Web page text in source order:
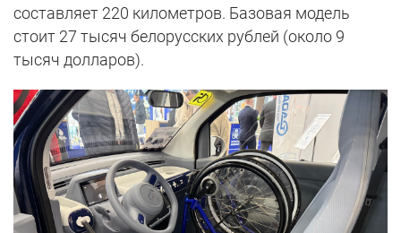
составляет 220 километров. Базовая модель
стоит 27 тысяч белорусских рублей (около 9
тысяч долларов).